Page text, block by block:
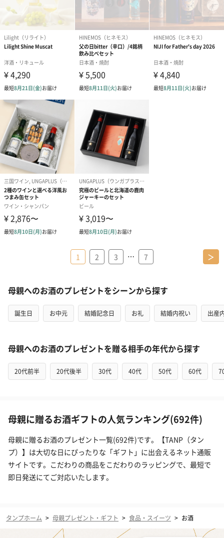
1 2 3 … 7 ＞
母親へのお酒のプレゼントをシーンから探す
誕生日 お中元 結婚記念日 お礼 結婚内祝い 出産
母親へのお酒のプレゼントを贈る相手の年代から探す
20代前半 20代後半 30代 40代 50代 60代
母親に贈るお酒ギフトの人気ランキング(692件)
母親に贈るお酒のプレゼント一覧(692件)です。【TANP（タン
プ）】は大切な日にぴったりな「ギフト」に出会えるネット通販
サイトです。こだわりの商品をこだわりのラッピングで、最短で
即日発送にてご対応いたします。
タンプホーム > 母親プレゼント・ギフト > 食品・スイーツ > お酒